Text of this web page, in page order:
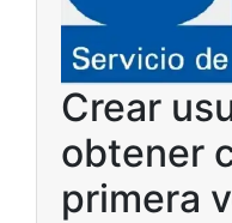
Crear
obtener
primera